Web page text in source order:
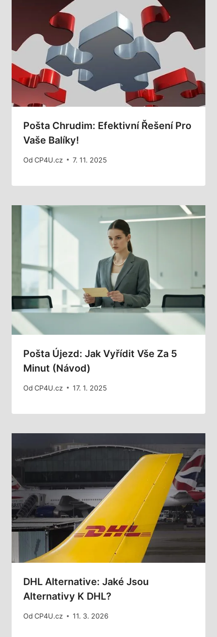
Pošta Chrudim: Efektivní Řešení Pro
Vaše Balíky!
Od CP4U.cz 7. 11. 2025
Pošta Újezd: Jak Vyřídit Vše Za 5
Minut (Návod)
Od CP4U.cz 17. 1. 2025
DHL Alternative: Jaké Jsou
Alternativy K DHL?
Od CP4U.cz 11. 3. 2026